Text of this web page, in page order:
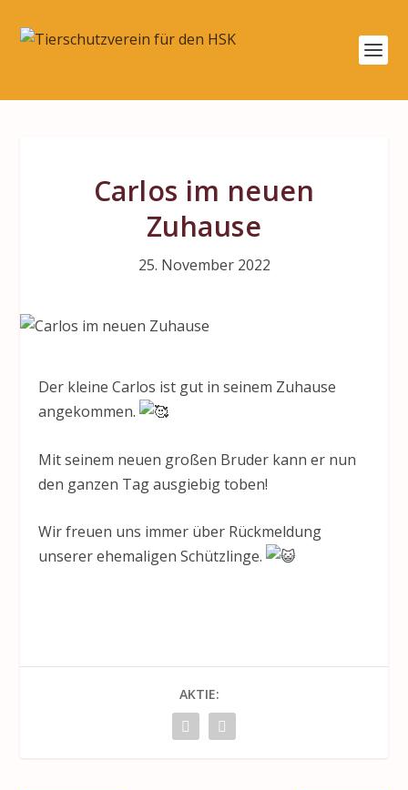
Carlos im neuen
Zuhause
25. November 2022
Der kleine Carlos ist gut in seinem Zuhause
angekommen.
Mit seinem neuen großen Bruder kann er nun
den ganzen Tag ausgiebig toben!
Wir freuen uns immer über Rückmeldung
unserer ehemaligen Schützlinge.
AKTIE: